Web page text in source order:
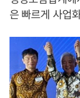
은 빠르게 사업